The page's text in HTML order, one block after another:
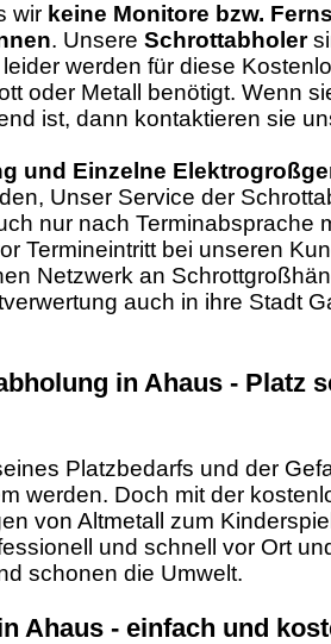
wir keine Monitore bzw.
. Unsere Schrottabholer
werden für diese
oder Metall benötigt. Wenn
ist, dann kontaktieren sie
und Einzelne
Unser Service der
nur nach Terminabsprache
Termineintritt bei unseren
Netzwerk an
auch in ihre Stadt
in Ahaus - Platz
Platzbedarfs und der
werden. Doch mit der
von Altmetall zum
und schnell vor Ort
schonen die Umwelt.
Ahaus - einfach und